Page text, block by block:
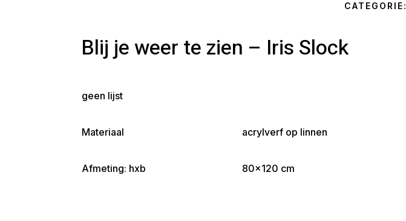
CATEGORIE:
Blij je weer te zien – Iris Slock
geen lijst
Materiaal acrylverf op linnen
Afmeting: hxb 80×120 cm